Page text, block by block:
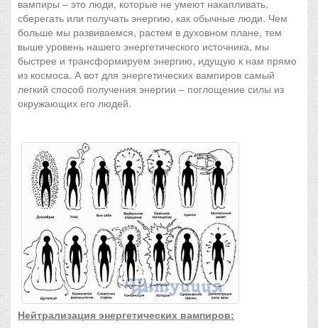
вампиры – это люди, которые не умеют накапливать,
сберегать или получать энергию, как обычные люди. Чем
больше мы развиваемся, растем в духовном плане, тем
выше уровень нашего энергетического источника, мы
быстрее и трансформируем энергию, идущую к нам прямо
из космоса. А вот для энергетических вампиров самый
легкий способ получения энергии – поглощение силы из
окружающих его людей.
Нейтрализация энергетических вампиров: